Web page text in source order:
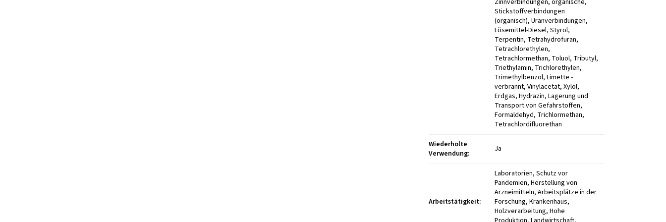
Wiederholte
Verwendung: Ja
Arbeitstätigkeit:
Laboratorien, Schutz vor
Pandemien, Herstellung von
Arzneimitteln, Arbeitsplätze in der
Forschung, Krankenhaus,
Holzverarbeitung, Hohe